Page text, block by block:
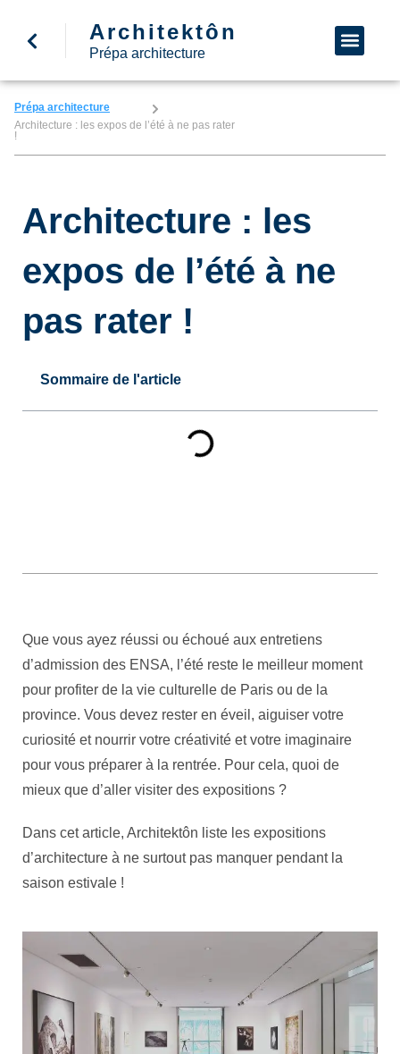
Architektôn
Prépa architecture
Prépa architecture
Architecture : les expos de l’été à ne pas rater
!
Architecture : les
expos de l’été à ne
pas rater !
Sommaire de l'article
Que vous ayez réussi ou échoué aux entretiens
d’admission des ENSA, l’été reste le meilleur moment
pour profiter de la vie culturelle de Paris ou de la
province. Vous devez rester en éveil, aiguiser votre
curiosité et nourrir votre créativité et votre imaginaire
pour vous préparer à la rentrée. Pour cela, quoi de
mieux que d’aller visiter des expositions ?
Dans cet article, Architektôn liste les expositions
d’architecture à ne surtout pas manquer pendant la
saison estivale !